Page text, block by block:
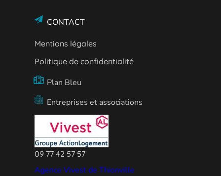
CONTACT
Mentions légales
Politique de confidentialité
Plan Bleu
Entreprises et associations
09 77 42 57 57
Agence Vivest de Thionville